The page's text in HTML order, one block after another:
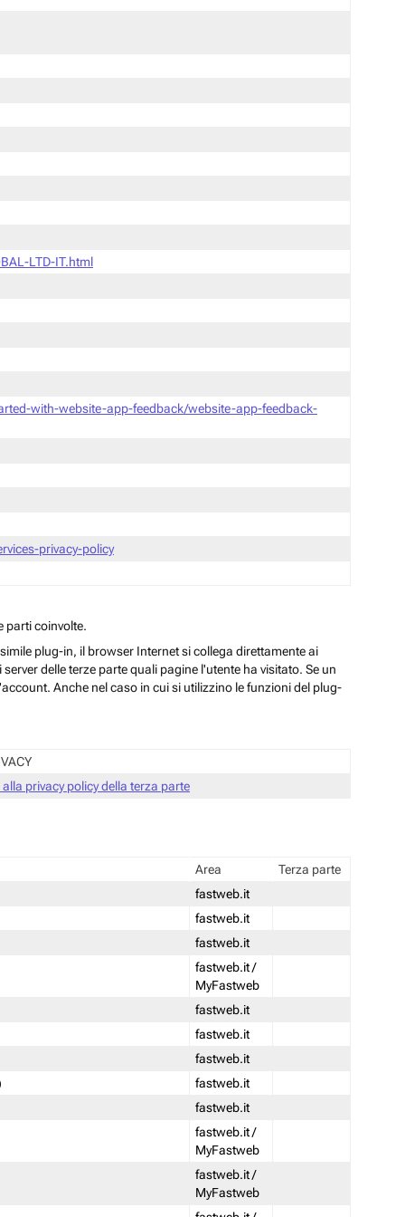
LTD-IT.html
with-website-app-feedback/website-app-feedback-
privacy-policy
parti coinvolte.
plug-in, il browser Internet si collega direttamente ai
delle terze parte quali pagine l'utente ha visitato. Se un
Anche nel caso in cui si utilizzino le funzioni del plug-
alla privacy policy della terza parte
Area
Terza parte
fastweb.it
fastweb.it
fastweb.it
fastweb.it /
MyFastweb
fastweb.it
fastweb.it
fastweb.it
fastweb.it
fastweb.it
fastweb.it /
MyFastweb
fastweb.it /
MyFastweb